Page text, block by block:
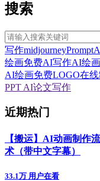
搜索
写作midjourneyPrompt
绘画免费AI写作AI绘画
AI绘画免费LOGO在
PPT AI论文写作
近期热门
【搬运】AI动画制作
术（带中文字幕）
33.1万 用户在看